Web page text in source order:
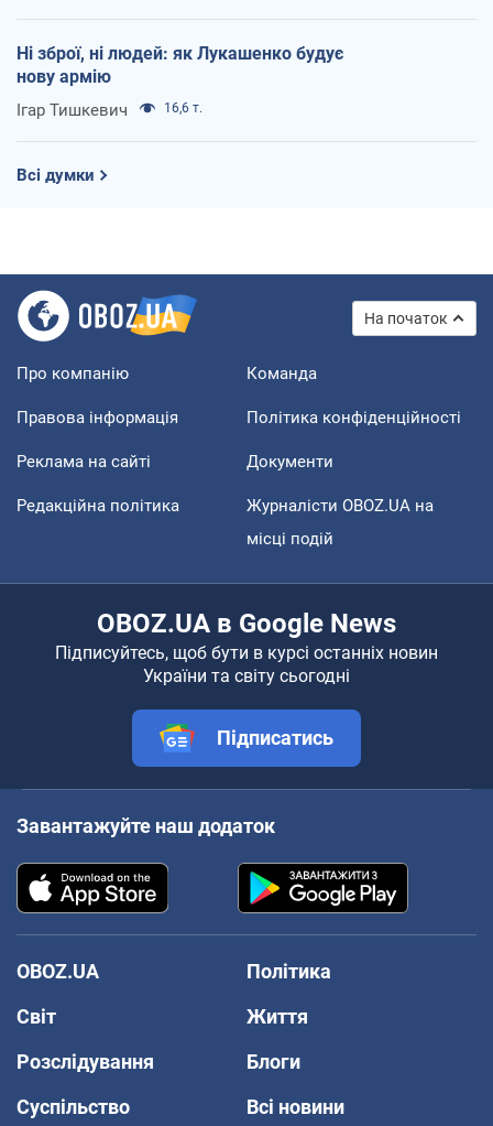
Ні зброї, ні людей: як Лукашенко будує
нову армію
Ігар Тишкевич 16,6 т.
Всі думки
На початок
Про компанію Команда
Правова інформація Політика конфіденційності
Реклама на сайті Документи
Редакційна політика
Журналісти OBOZ.UA на
місці подій
OBOZ.UA в Google News
Підписуйтесь, щоб бути в курсі останніх новин
України та світу сьогодні
Підписатись
Завантажуйте наш додаток
OBOZ.UA
Політика
Світ
Життя
Розслідування
Блоги
Суспільство
Всі новини